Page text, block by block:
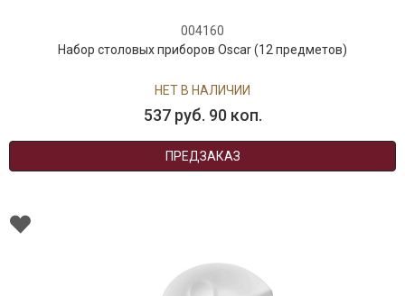
004160
Набор столовых приборов Oscar (12 предметов)
НЕТ В НАЛИЧИИ
537 руб. 90 коп.
ПРЕДЗАКАЗ